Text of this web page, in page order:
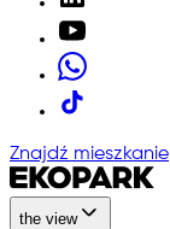
Znajdź mieszkanie
the view